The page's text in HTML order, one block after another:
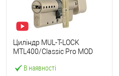
В наявності
Циліндр MUL-T-LOCK
MTL400/Classic Pro MOD
нікель сатин